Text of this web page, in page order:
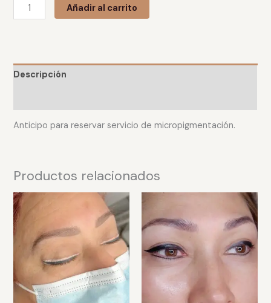
Añadir al carrito
Descripción
Anticipo para reservar servicio de micropigmentación.
Productos relacionados